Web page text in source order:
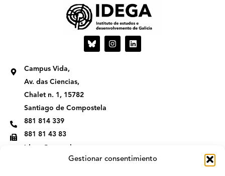
Gestionar consentimiento
I
n
L
i
Campus Vida,
Av. das Ciencias,
Chalet n. 1, 15782
Santiago de Compostela
881 814 339
881 81 43 83
idega@usc.gal